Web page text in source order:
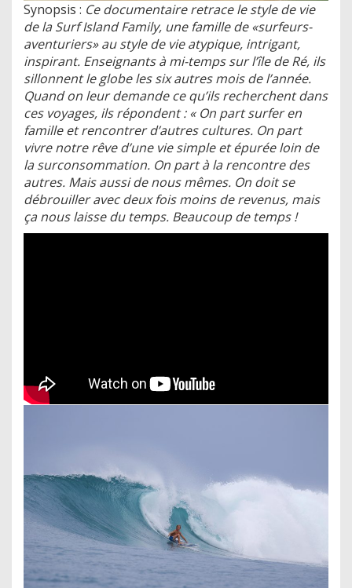
Synopsis : Ce documentaire retrace le style de vie
de la Surf Island Family, une famille de «surfeurs-
aventuriers» au style de vie atypique, intrigant,
inspirant. Enseignants à mi-temps sur l’île de Ré, ils
sillonnent le globe les six autres mois de l’année.
Quand on leur demande ce qu’ils recherchent dans
ces voyages, ils répondent : « On part surfer en
famille et rencontrer d’autres cultures. On part
vivre notre rêve d’une vie simple et épurée loin de
la surconsommation. On part à la rencontre des
autres. Mais aussi de nous mêmes. On doit se
débrouiller avec deux fois moins de revenus, mais
ça nous laisse du temps. Beaucoup de temps !